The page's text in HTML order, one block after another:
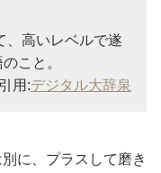
、高いレベルで遂
こと。
引用:デジタル大辞泉
に、プラスして磨き